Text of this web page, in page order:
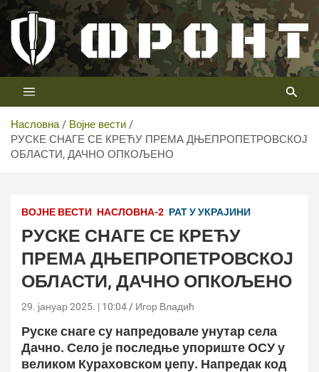
Скип
цонтент
Телевизија ФРОНТ
Први војни канал у Србији
Насловна
Војне вести
РУСКЕ СНАГЕ СЕ КРЕЋУ ПРЕМА ДЊЕПРОПЕТРОВСКОЈ
ОБЛАСТИ, ДАЧНО ОПКОЉЕНО
ВОЈНЕ ВЕСТИ НАСЛОВНА-2 РАТ У УКРАЈИНИ
РУСКЕ СНАГЕ СЕ КРЕЋУ
ПРЕМА ДЊЕПРОПЕТРОВСКОЈ
ОБЛАСТИ, ДАЧНО ОПКОЉЕНО
29. јануар 2025. | 10:04 Игор Владић
Руске снаге су напредовале унутар села
Дачно. Село је последње упориште ОСУ у
великом Кураховском џепу. Напредак код